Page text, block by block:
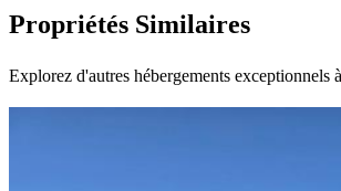
Propriétés Similaires
Explorez d'autres hébergements exceptionnels